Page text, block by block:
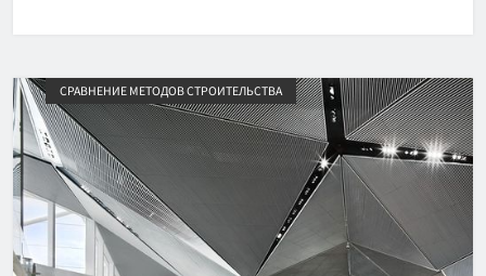
СРАВНЕНИЕ МЕТОДОВ СТРОИТЕЛЬСТВА